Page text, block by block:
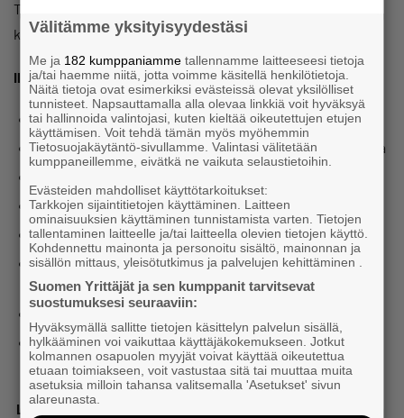
Tule tapaamaan muita nuoria yrittäjiä, solmimaan uusia
kontakteja ja rentoutumaan saunan ja poreiden äärellä.
Illan ohjelma:
17.00 Ovet aukeavat
17.30 Ruokailu – nautitaan Miittingin pikkujouluherkuista
20.00 Stand up show by Matti Paalanen
21.00 Sauna, poreet & rentoa hengailua
24.00 Ilta päättyy
Ilmoittaudu mukaan 7.11. mennessä:
www.lyyti.in/pikkujoulut14112025
Lämpimästi tervetuloa!
Välitämme yksityisyydestäsi
Me ja 182 kumppaniamme tallennamme laitteeseesi tietoja
ja/tai haemme niitä, jotta voimme käsitellä henkilötietoja.
Näitä tietoja ovat esimerkiksi evästeissä olevat yksilölliset
tunnisteet. Napsauttamalla alla olevaa linkkiä voit hyväksyä
tai hallinnoida valintojasi, kuten kieltää oikeutettujen etujen
käyttämisen. Voit tehdä tämän myös myöhemmin
Tietosuojakäytäntö-sivullamme. Valintasi välitetään
kumppaneillemme, eivätkä ne vaikuta selaustietoihin.
Evästeiden mahdolliset käyttötarkoitukset:
Tarkkojen sijaintitietojen käyttäminen. Laitteen
ominaisuuksien käyttäminen tunnistamista varten. Tietojen
tallentaminen laitteelle ja/tai laitteella olevien tietojen käyttö.
Kohdennettu mainonta ja personoitu sisältö, mainonnan ja
sisällön mittaus, yleisötutkimus ja palvelujen kehittäminen .
Suomen Yrittäjät ja sen kumppanit tarvitsevat
suostumuksesi seuraaviin:
Hyväksymällä sallitte tietojen käsittelyn palvelun sisällä,
hylkääminen voi vaikuttaa käyttäjäkokemukseen. Jotkut
kolmannen osapuolen myyjät voivat käyttää oikeutettua
etuaan toimiakseen, voit vastustaa sitä tai muuttaa muita
asetuksia milloin tahansa valitsemalla 'Asetukset' sivun
alareunasta.